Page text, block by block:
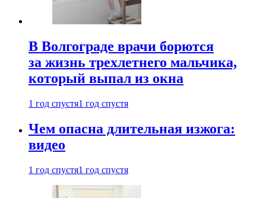
В Волгограде врачи борются
за жизнь трехлетнего мальчика,
который выпал из окна
1 год спустя1 год спустя
Чем опасна длительная изжога:
видео
1 год спустя1 год спустя